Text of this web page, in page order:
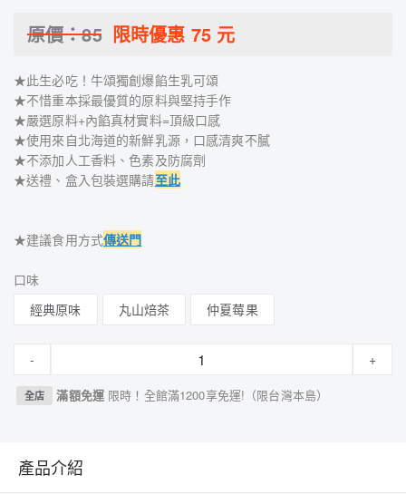
原價：85 限時優惠 75元
★此生必吃！牛頌獨創爆餡生乳可頌
★不惜重本採最優質的原料與堅持手作
★嚴選原料+內餡真材實料=頂級口感
★使用來自北海道的新鮮乳源，口感清爽不膩
★不添加人工香料、色素及防腐劑
★送禮、盒入包裝選購請至此
★建議食用方式傳送門
口味
經典原味
丸山焙茶 仲夏莓果
- +
全店 滿額免運 限時！全館滿1200享免運!（限台灣本島）
產品介紹